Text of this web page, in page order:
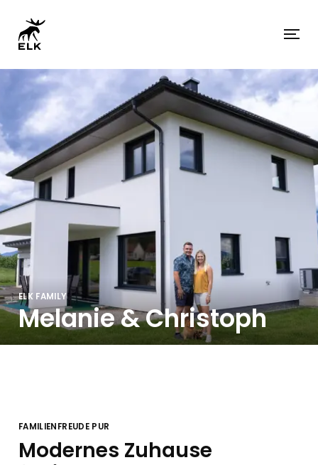
ELK FAMILY
Melanie & Christoph
FAMILIENFREUDE PUR
Modernes Zuhause